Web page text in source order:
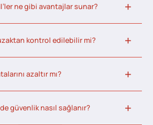
ne gibi avantajlar sunar?
kontrol edilebilir mi?
azaltır mı?
güvenlik nasıl sağlanır?